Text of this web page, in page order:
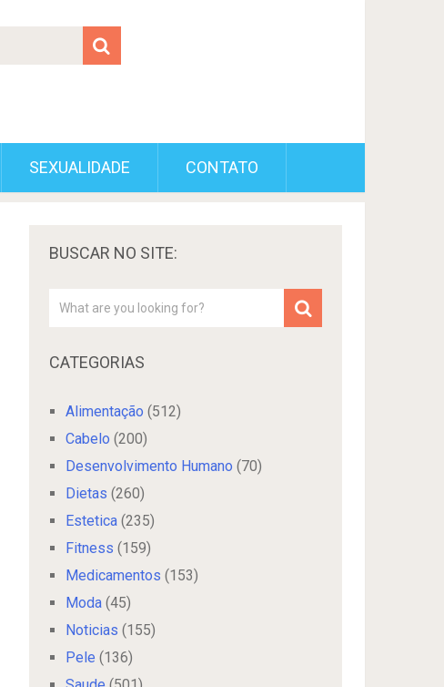
SEXUALIDADE CONTATO
BUSCAR NO SITE:
CATEGORIAS
Alimentação (512)
Cabelo (200)
Desenvolvimento Humano (70)
Dietas (260)
Estetica (235)
Fitness (159)
Medicamentos (153)
Moda (45)
Noticias (155)
Pele (136)